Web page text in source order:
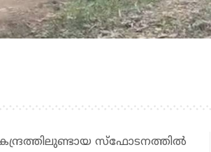
സ്‌ഫോടനത്തിൽ